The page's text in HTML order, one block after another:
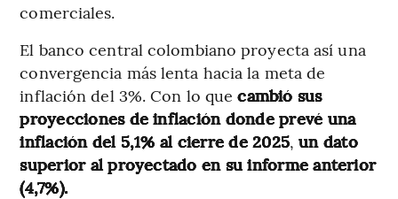
comerciales.
El banco central colombiano proyecta así una
convergencia más lenta hacia la meta de
inflación del 3%. Con lo quecambió sus
proyecciones de inflación donde prevé una
inflación del 5,1% al cierre de 2025,un dato
superior al proyectado en su informe anterior
(4,7%).